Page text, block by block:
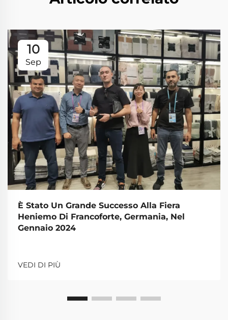
10
Sep
È Stato Un Grande Successo Alla Fiera
Heniemo Di Francoforte, Germania, Nel
Gennaio 2024
VEDI DI PIÙ